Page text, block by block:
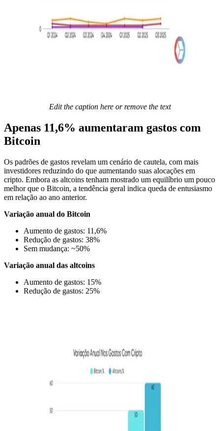
Edit the caption here or remove the text
Apenas 11,6% aumentaram gastos com
Bitcoin
Os padrões de gastos revelam um cenário de cautela, com mais
investidores reduzindo do que aumentando suas alocações em
cripto. Embora as altcoins tenham mostrado um equilíbrio um pouco
melhor que o Bitcoin, a tendência geral indica queda de entusiasmo
em relação ao ano anterior.
Variação anual do Bitcoin
Aumento de gastos: 11,6%
Redução de gastos: 38%
Sem mudança: ~50%
Variação anual das altcoins
Aumento de gastos: 15%
Redução de gastos: 25%